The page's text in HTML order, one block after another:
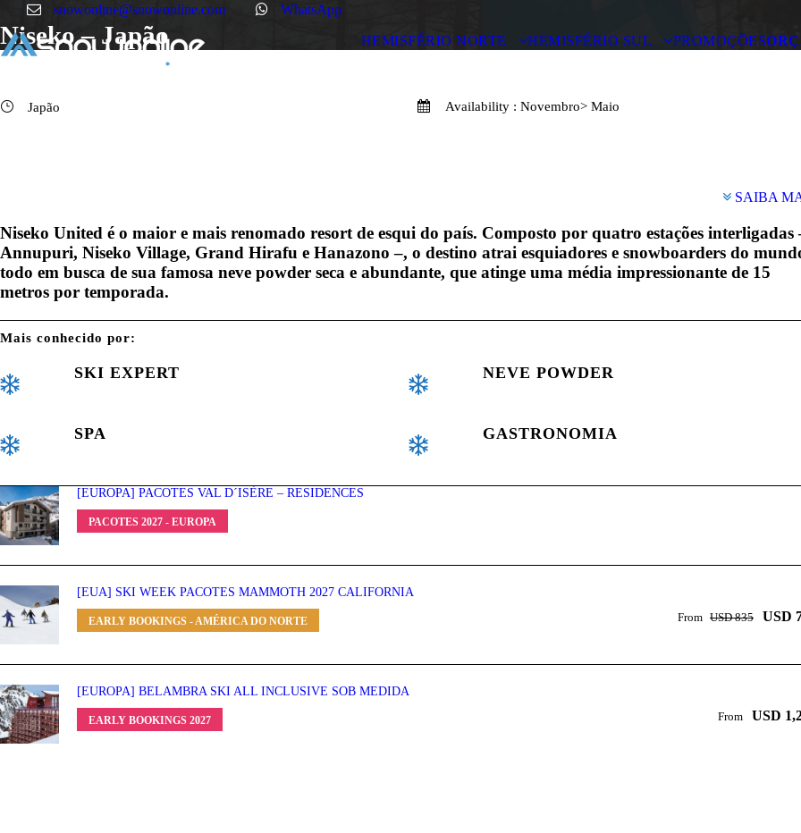
snowonline@snowonline.com WhatsApp
HEMISFÉRIO NORTE HEMISFÉRIO SUL PROMOÇÕES
Niseko – Japão
Japão Availability : Novembro> Maio
SAIBA
Niseko United é o maior e mais renomado resort de esqui do país. Composto por quatro estações interligadas
Annupuri, Niseko Village, Grand Hirafu e Hanazono –, o destino atrai esquiadores e snowboarders do
todo em busca de sua famosa neve powder seca e abundante, que atinge uma média impressionante de 15
metros por temporada.
Mais conhecido por:
SKI EXPERT
SPA
NEVE POWDER
GASTRONOMIA
[EUROPA] PACOTES VAL D´ISÈRE – RESIDENCES
PACOTES 2027 - EUROPA
[EUA] SKI WEEK PACOTES MAMMOTH 2027 CALIFORNIA
EARLY BOOKINGS - AMÉRICA DO NORTE From USD 835 USD
[EUROPA] BELAMBRA SKI ALL INCLUSIVE SOB MEDIDA
EARLY BOOKINGS 2027 From USD